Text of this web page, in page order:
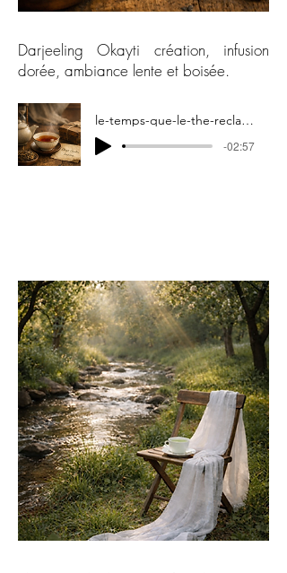
Darjeeling Okayti création, infusion
dorée, ambiance lente et boisée.
le-temps-que-le-the-reclame-darjeeling-okayti-podcast
-02:57